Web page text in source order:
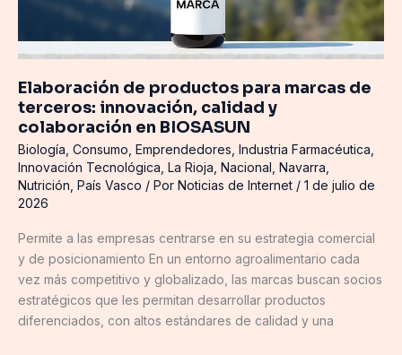
Elaboración de productos para marcas de
terceros: innovación, calidad y
colaboración en BIOSASUN
Biología Consumo Emprendedores Industria Farmacéutica
Innovación Tecnológica La Rioja Nacional Navarra
Nutrición País Vasco / Por Noticias de Internet / 1 de julio de
2026
Permite a las empresas centrarse en su estrategia comercial
y de posicionamiento En un entorno agroalimentario cada
vez más competitivo y globalizado, las marcas buscan socios
estratégicos que les permitan desarrollar productos
diferenciados, con altos estándares de calidad y una
y
en
BIOSASUN